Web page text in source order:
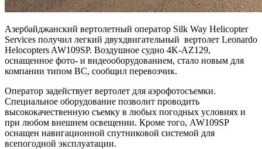
Азербайджанский вертолетный оператор Silk Way Helicopter
Services получил легкий двухдвигательный вертолет Leonardo
Helocopters AW109SP. Воздушное судно 4K-AZ129,
оснащенное фото- и видеооборудованием, стало новым для
компании типом ВС, сообщил перевозчик.
Оператор задействует вертолет для аэрофотосъемки.
Специальное оборудование позволит проводить
высококачественную съемку в любых погодных условиях и
при любом внешнем освещении. Кроме того, AW109SP
оснащен навигационной спутниковой системой для
всепогодной эксплуатации.